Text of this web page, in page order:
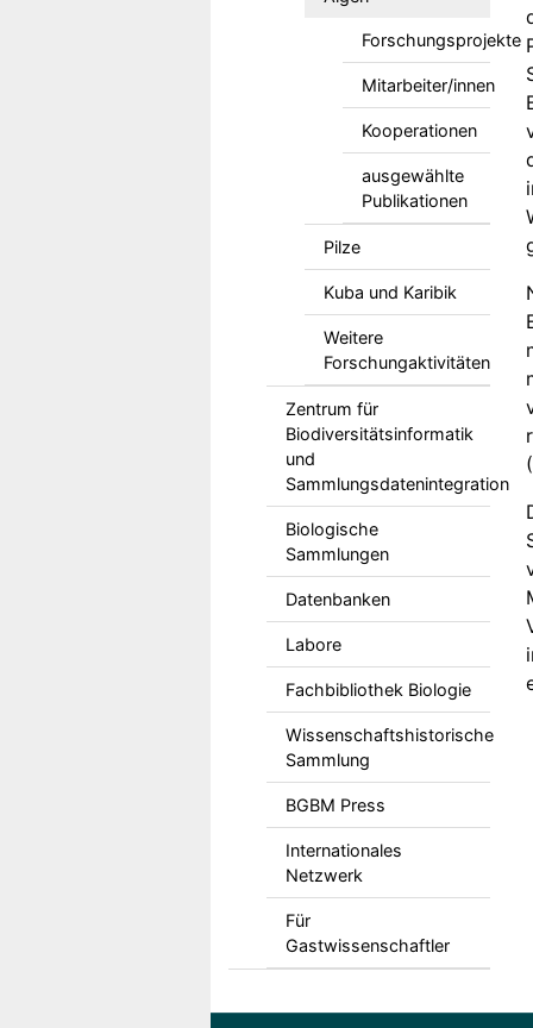
Forschungsprojekte
Mitarbeiter/innen
Kooperationen
ausgewählte
Publikationen
Pilze
Kuba und Karibik
Weitere
Forschungaktivitäten
Zentrum für
Biodiversitätsinformatik
und
Sammlungsdatenintegration
Biologische
Sammlungen
Datenbanken
Labore
Fachbibliothek Biologie
Wissenschaftshistorische
Sammlung
BGBM Press
Internationales
Netzwerk
Für
Gastwissenschaftler